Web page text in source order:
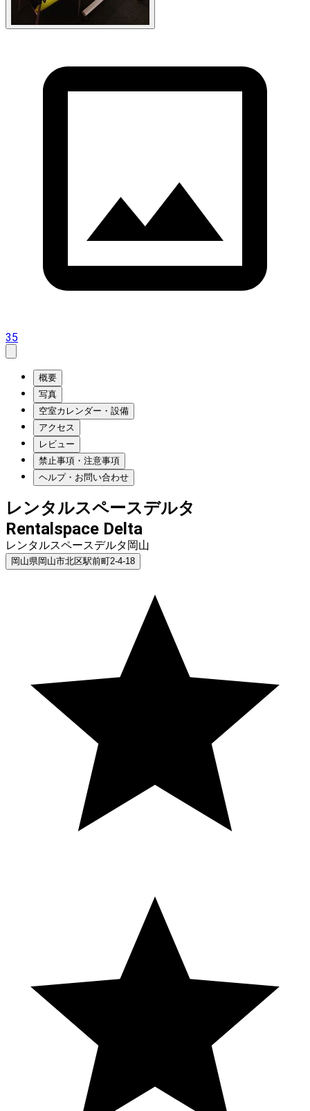
35
概要
写真
空室カレンダー・設備
アクセス
レビュー
禁止事項・注意事項
ヘルプ・お問い合わせ
レンタルスペースデルタ
Rentalspace Delta
レンタルスペースデルタ岡山
岡山県岡山市北区駅前町2-4-18